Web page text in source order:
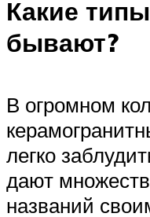
Какие
бывают?
В огромном
легко
дают
названий